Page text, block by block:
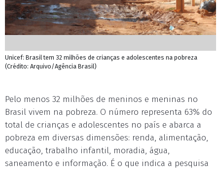
Unicef: Brasil tem 32 milhões de crianças e adolescentes na pobreza
(Crédito: Arquivo/Agência Brasil)
Pelo menos 32 milhões de meninos e meninas no
Brasil vivem na pobreza. O número representa 63% do
total de crianças e adolescentes no país e abarca a
pobreza em diversas dimensões: renda, alimentação,
educação, trabalho infantil, moradia, água,
saneamento e informação. É o que indica a pesquisa